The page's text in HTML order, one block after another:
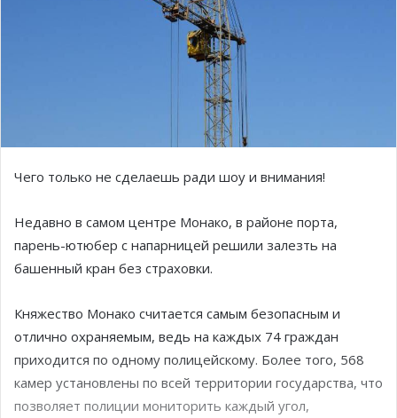
Чего только не сделаешь ради шоу и внимания!
Недавно в самом центре Монако, в районе порта,
парень-ютюбер с напарницей решили залезть на
башенный кран без страховки.
Княжество Монако считается самым безопасным и
отлично охраняемым, ведь на каждых 74 граждан
приходится по одному полицейскому. Более того, 568
камер установлены по всей территории государства, что
позволяет полиции мониторить каждый угол,